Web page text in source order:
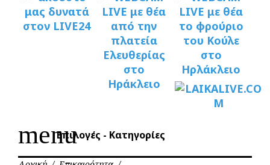
menuΕπιλογές - Κατηγορίες